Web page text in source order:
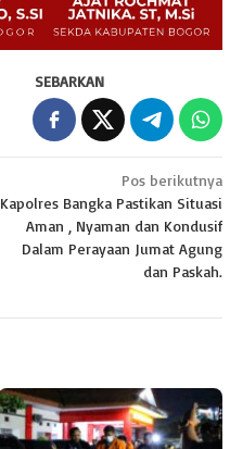
SEBARKAN
Pos berikutnya
Kapolres Bangka Pastikan Situasi
Aman , Nyaman dan Kondusif
Dalam Perayaan Jumat Agung
dan Paskah.